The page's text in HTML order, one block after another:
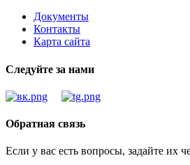
Документы
Контакты
Карта сайта
Следуйте за нами
Обратная связь
Если у вас есть вопросы, задайте их